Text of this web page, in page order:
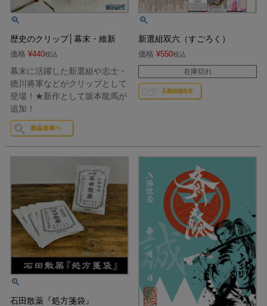
歴史のクリップ│幕末・維新
価格 ¥440税込
幕末に活躍した新選組や志士・
徳川将軍などがクリップとして
登場！★新作として坂本龍馬が
追加！
新選組双六（すごろく）
価格 ¥550税込
在庫切れ
石田散薬『処方箋袋』